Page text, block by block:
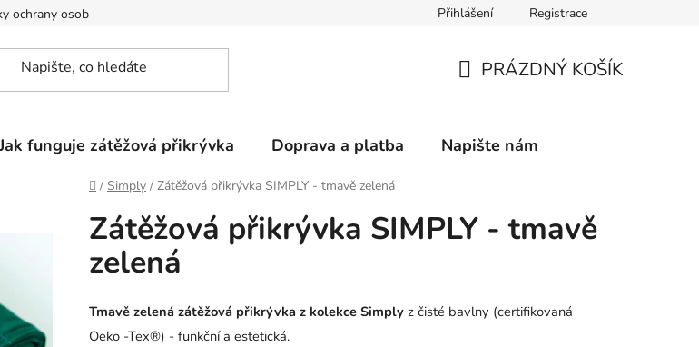
ochrany osobních údajů Přihlášení Registrace
KOŠÍK
PRÁZDNÝ KOŠÍK
Jak funguje zátěžová přikrývka Doprava a platba Napište nám
Domů
/ Simply / Zátěžová přikrývka SIMPLY - tmavě zelená
Zátěžová přikrývka SIMPLY - tmavě
zelená
Tmavě zelená zátěžová přikrývka z kolekce Simply z čisté bavlny (certifikovaná
Oeko -Tex®) - funkční a estetická.